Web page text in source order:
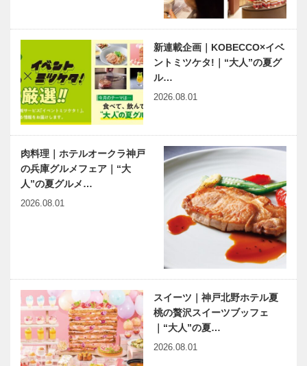
しお）
X躍動するア
ジア 第18回
｜ディエンビ
エンフーを訪
問―ベトナム
企業の…
出待ちしても
いいですか？
｜第6回｜海
風と人の優し
新連載企画｜KOBECCO×イベ
ントミツケタ!｜“大人”の夏グ
ル…
2026.08.01
肉料理｜ホテルオークラ神戸
の兵庫グルメフェア｜“大
人”の夏グルメ…
2026.08.01
スイーツ｜神戸北野ホテル夏
桃の贅沢スイーツブッフェ
｜“大人”の夏…
2026.08.01